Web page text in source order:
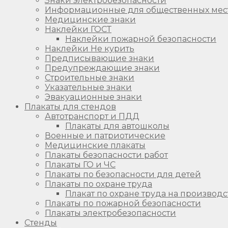
Информационные для общественных
Медицинские знаки
Наклейки ГОСТ
Наклейки пожарной безопасности
Наклейки Не курить
Предписывающие знаки
Предупреждающие знаки
Строительные знаки
Указательные знаки
Эвакуационные знаки
Плакаты для стендов
Автотранспорт и ПДД
Плакаты для автошколы
Военные и патриотические
Медицинские плакаты
Плакаты безопасности работ
Плакаты ГО и ЧС
Плакаты по безопасности для детей
Плакаты по охране труда
Плакат по охране труда на
Плакаты по пожарной безопасности
Плакаты электробезопасности
Стенды